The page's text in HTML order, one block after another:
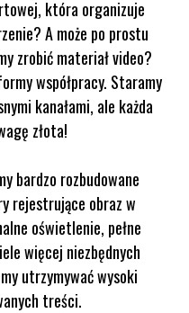
która organizuje
A może po prostu
zrobić materiał video?
współpracy. Staramy
kanałami, ale każda
złota!
bardzo rozbudowane
rejestrujące obraz w
oświetlenie, pełne
więcej niezbędnych
utrzymywać wysoki
treści.